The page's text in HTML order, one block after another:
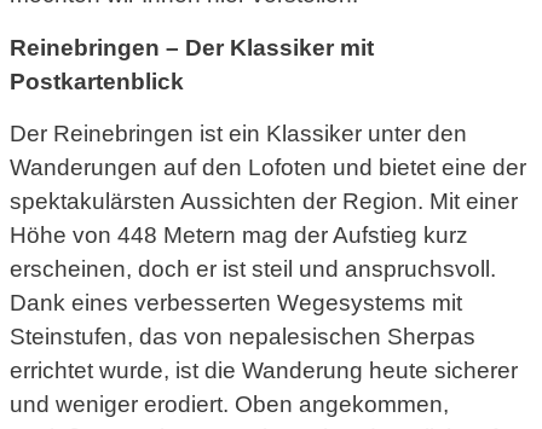
Reinebringen – Der Klassiker mit
Postkartenblick
Der Reinebringen ist ein Klassiker unter den
Wanderungen auf den Lofoten und bietet eine der
spektakulärsten Aussichten der Region. Mit einer
Höhe von 448 Metern mag der Aufstieg kurz
erscheinen, doch er ist steil und anspruchsvoll.
Dank eines verbesserten Wegesystems mit
Steinstufen, das von nepalesischen Sherpas
errichtet wurde, ist die Wanderung heute sicherer
und weniger erodiert. Oben angekommen,